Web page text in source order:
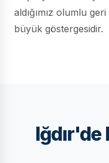
aldığımız olumlu
büyük göstergesidir.